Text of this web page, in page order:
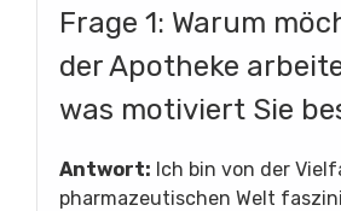
Frage 1: Warum
der Apotheke
was motiviert Sie
Antwort: Ich bin von der
pharmazeutischen Welt